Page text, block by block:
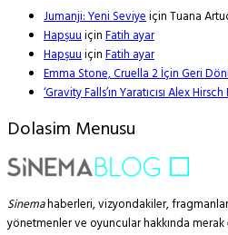
Jumanji: Yeni SeviyeiçinTuana
HapşuuiçinFatih ayar
HapşuuiçinFatih ayar
Emma Stone, Cruella 2 İçin Geri
‘Gravity Falls’ın Yaratıcısı Alex
Dolasim Menusu
Sinemahaberleri, vizyondakiler,
yönetmenler ve oyuncular hakkında